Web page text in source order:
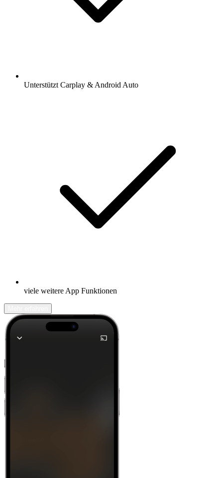
Unterstützt Carplay & Android Auto
viele weitere App Funktionen